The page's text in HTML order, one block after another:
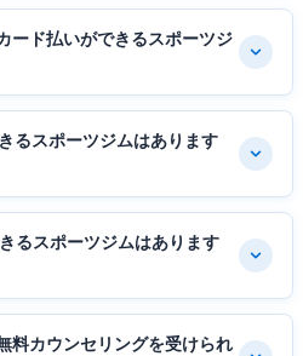
ード払いができるスポーツジ
るスポーツジムはあります
るスポーツジムはあります
料カウンセリングを受けられ